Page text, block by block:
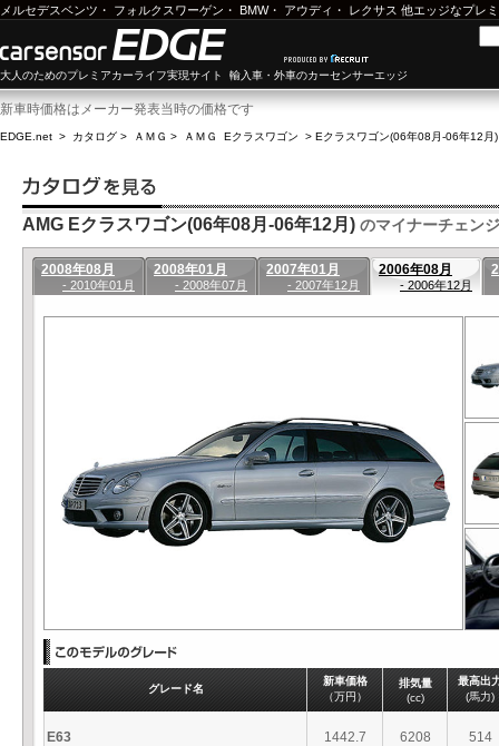
メルセデスベンツ ・ フォルクスワーゲン ・ BMW・ アウディ ・ レクサス 他エッジなプレ
大人のためのプレミアカーライフ実現サイト 輸入車・外車のカーセンサーエッジ
新車時価格はメーカー発表当時の価格です
EDGE.net > カタログ > ＡＭＧ > ＡＭＧ Eクラスワゴン > Eクラスワゴン(06年08月-06年12月
AMG Eクラスワゴン(06年08月-06年12月) のマイナーチェンジ
2008年08月
- 2010年01月
2008年01月
- 2008年07月
2007年01月
- 2007年12月
2006年08月
- 2006年12月
グレード名
新車価格
（万円）
排気量
(cc)
最高出
(馬力)
E63 1442.7 6208 514